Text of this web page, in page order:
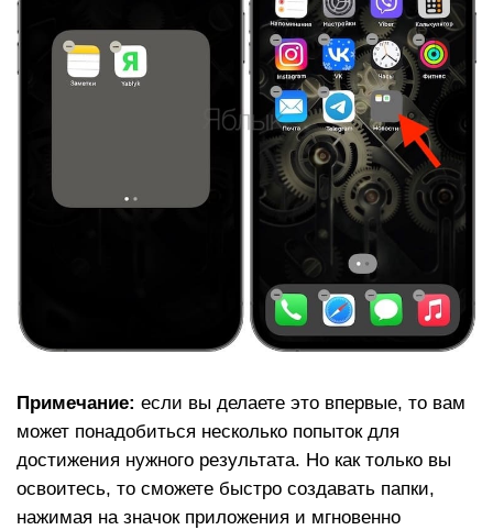
Примечание: если вы делаете это впервые, то вам
может понадобиться несколько попыток для
достижения нужного результата. Но как только вы
освоитесь, то сможете быстро создавать папки,
нажимая на значок приложения и мгновенно